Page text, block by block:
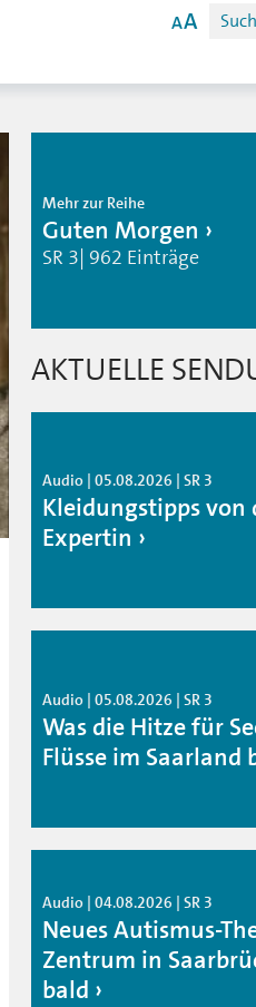
Mehr zur Reihe
Guten Morgen
SR 3| 962 Einträge
AKTUELLE
Audio | 05.08.2026 | SR 3
Kleidungstipps von
Expertin
Audio | 05.08.2026 | SR 3
Was die Hitze für
Flüsse im Saarland
Audio | 04.08.2026 | SR 3
Neues Autismus-
Zentrum in
bald